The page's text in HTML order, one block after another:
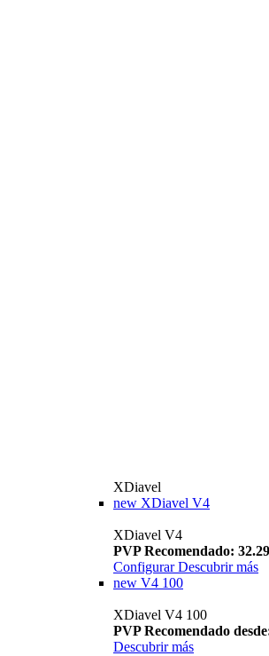
XDiavel
new XDiavel V4
XDiavel V4
PVP Recomendado:
Configurar Descubrir más
new V4 100
XDiavel V4 100
PVP Recomendado
Descubrir más